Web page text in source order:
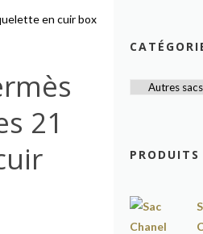
en cuir box
21